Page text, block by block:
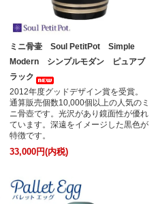
ミニ骨壷 Soul PetitPot Simple
Modern シンプルモダン ピュアブ
ラック
2012年度グッドデザイン賞を受賞。
通算販売個数10,000個以上の人気のミ
ニ骨壺です。光沢があり鏡面性が優れ
ています。深遠をイメージした黒色が
特徴です。
33,000円(内税)